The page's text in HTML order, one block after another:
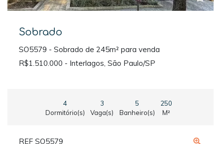
Sobrado
SO5579 - Sobrado de 245m² para venda
R$1.510.000 - Interlagos, São Paulo/SP
4
Dormitório(s)
3
Vaga(s)
5
Banheiro(s)
250
M²
REF SO5579